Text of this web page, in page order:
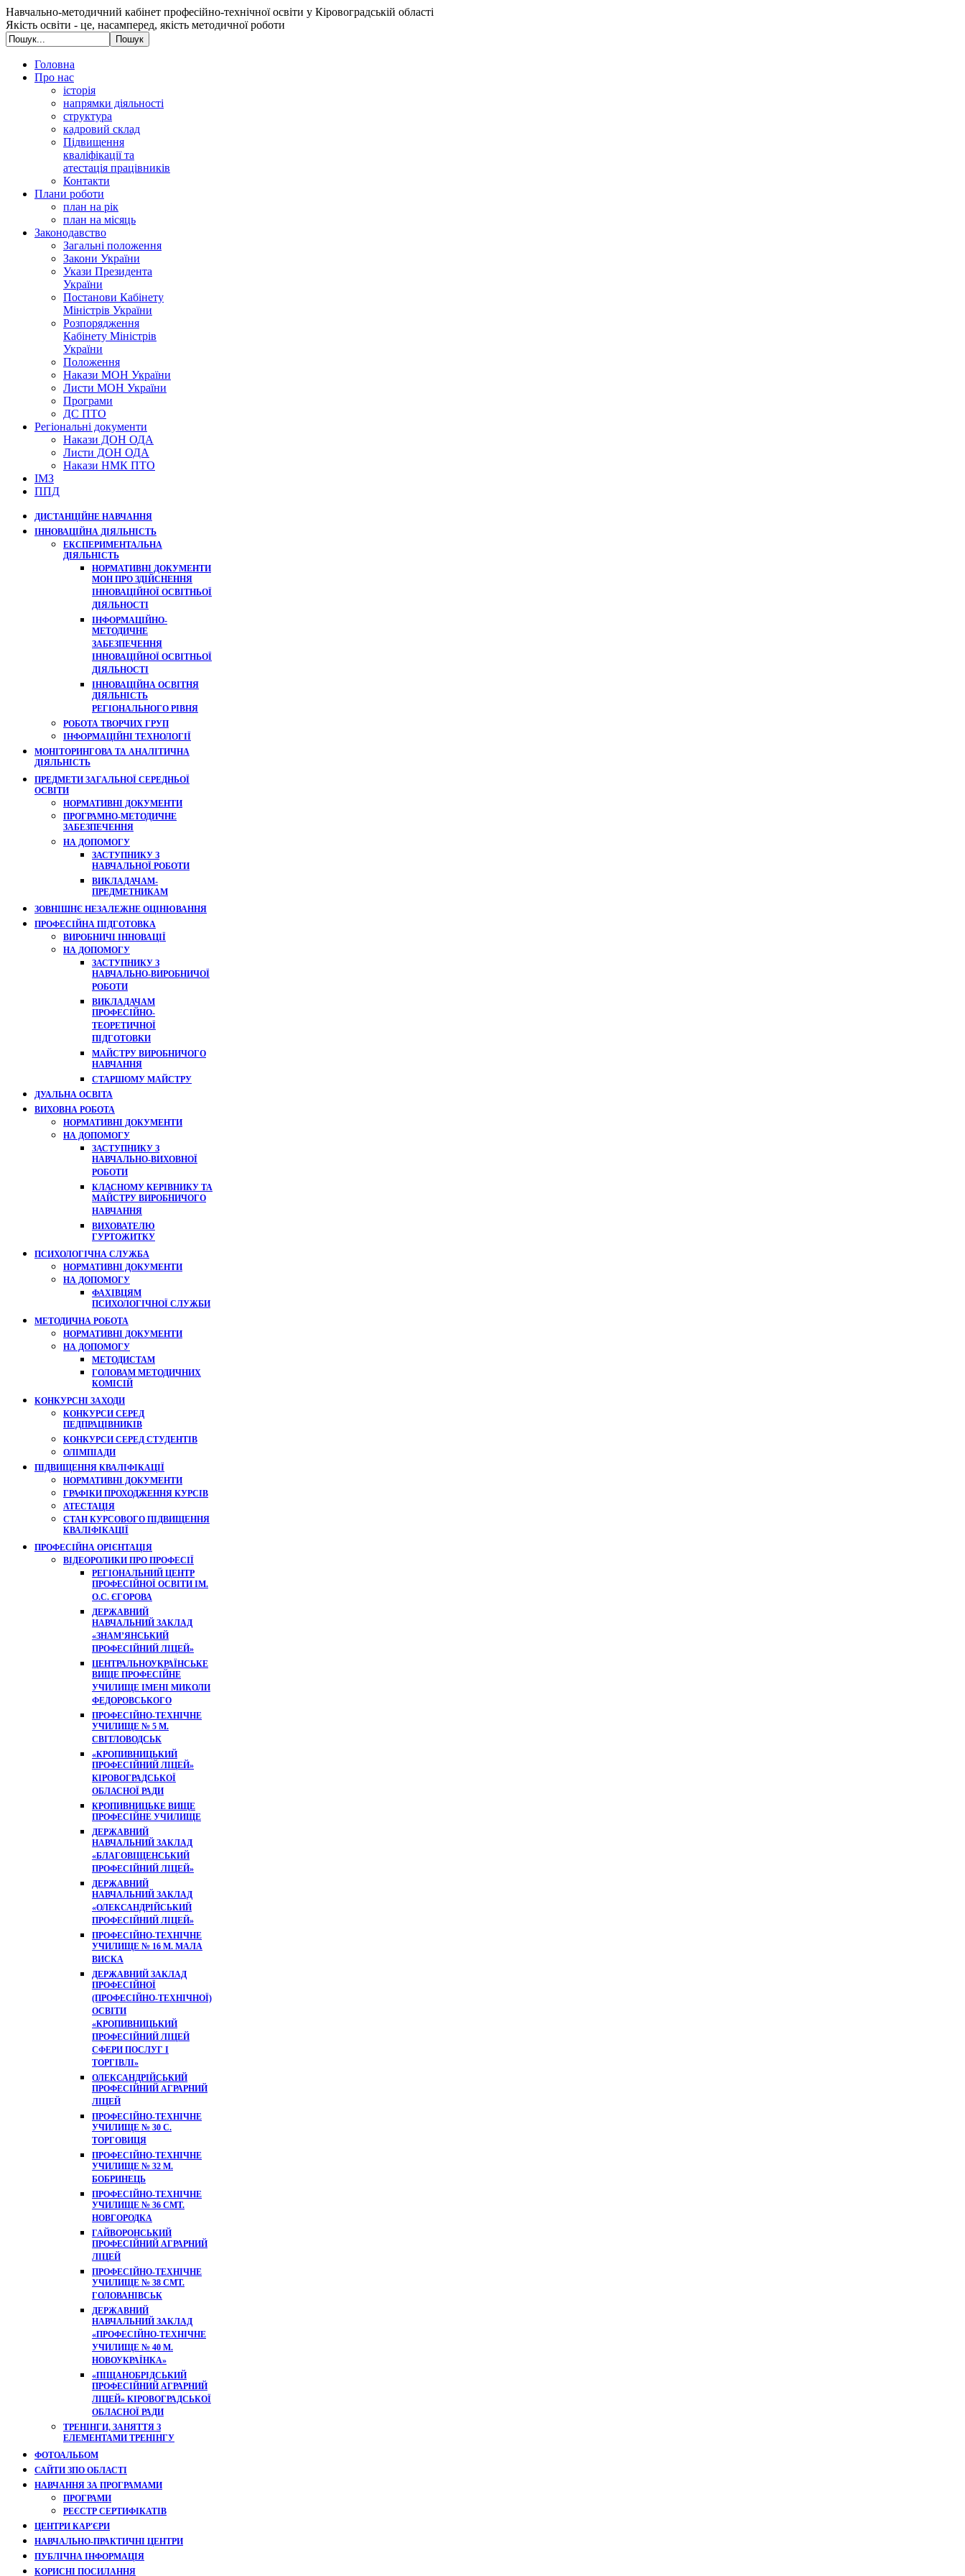
Навчально-методичний кабінет професійно-технічної освіти у Кіровоградській області
Якість освіти - це, насамперед, якість методичної роботи
Головна
Про нас
історія
напрямки діяльності
структура
кадровий склад
Підвищення
кваліфікації та
атестація працівників
Контакти
Плани роботи
план на рік
план на місяць
Законодавство
Загальні положення
Закони України
Укази Президента
України
Постанови Кабінету
Міністрів України
Розпорядження
Кабінету Міністрів
України
Положення
Накази МОН України
Листи МОН України
Програми
ДС ПТО
Регіональні документи
Накази ДОН ОДА
Листи ДОН ОДА
Накази НМК ПТО
ІМЗ
ППД
ДИСТАНЦІЙНЕ НАВЧАННЯ
ІННОВАЦІЙНА ДІЯЛЬНІСТЬ
ЕКСПЕРИМЕНТАЛЬНА
ДІЯЛЬНІСТЬ
НОРМАТИВНІ ДОКУМЕНТИ
МОН ПРО ЗДІЙСНЕННЯ
ІННОВАЦІЙНОЇ ОСВІТНЬОЇ
ДІЯЛЬНОСТІ
ІНФОРМАЦІЙНО-
МЕТОДИЧНЕ
ЗАБЕЗПЕЧЕННЯ
ІННОВАЦІЙНОЇ ОСВІТНЬОЇ
ДІЯЛЬНОСТІ
ІННОВАЦІЙНА ОСВІТНЯ
ДІЯЛЬНІСТЬ
РЕГІОНАЛЬНОГО РІВНЯ
РОБОТА ТВОРЧИХ ГРУП
ІНФОРМАЦІЙНІ ТЕХНОЛОГІЇ
МОНІТОРИНГОВА ТА АНАЛІТИЧНА
ДІЯЛЬНІСТЬ
ПРЕДМЕТИ ЗАГАЛЬНОЇ СЕРЕДНЬОЇ
ОСВІТИ
НОРМАТИВНІ ДОКУМЕНТИ
ПРОГРАМНО-МЕТОДИЧНЕ
ЗАБЕЗПЕЧЕННЯ
НА ДОПОМОГУ
ЗАСТУПНИКУ З
НАВЧАЛЬНОЇ РОБОТИ
ВИКЛАДАЧАМ-
ПРЕДМЕТНИКАМ
ЗОВНІШНЄ НЕЗАЛЕЖНЕ ОЦІНЮВАННЯ
ПРОФЕСІЙНА ПІДГОТОВКА
ВИРОБНИЧІ ІННОВАЦІЇ
НА ДОПОМОГУ
ЗАСТУПНИКУ З
НАВЧАЛЬНО-ВИРОБНИЧОЇ
РОБОТИ
ВИКЛАДАЧАМ
ПРОФЕСІЙНО-
ТЕОРЕТИЧНОЇ
ПІДГОТОВКИ
МАЙСТРУ ВИРОБНИЧОГО
НАВЧАННЯ
СТАРШОМУ МАЙСТРУ
ДУАЛЬНА ОСВІТА
ВИХОВНА РОБОТА
НОРМАТИВНІ ДОКУМЕНТИ
НА ДОПОМОГУ
ЗАСТУПНИКУ З
НАВЧАЛЬНО-ВИХОВНОЇ
РОБОТИ
КЛАСНОМУ КЕРІВНИКУ ТА
МАЙСТРУ ВИРОБНИЧОГО
НАВЧАННЯ
ВИХОВАТЕЛЮ
ГУРТОЖИТКУ
ПСИХОЛОГІЧНА СЛУЖБА
НОРМАТИВНІ ДОКУМЕНТИ
НА ДОПОМОГУ
ФАХІВЦЯМ
ПСИХОЛОГІЧНОЇ СЛУЖБИ
МЕТОДИЧНА РОБОТА
НОРМАТИВНІ ДОКУМЕНТИ
НА ДОПОМОГУ
МЕТОДИСТАМ
ГОЛОВАМ МЕТОДИЧНИХ
КОМІСІЙ
КОНКУРСНІ ЗАХОДИ
КОНКУРСИ СЕРЕД
ПЕДПРАЦІВНИКІВ
КОНКУРСИ СЕРЕД СТУДЕНТІВ
ОЛІМПІАДИ
ПІДВИЩЕННЯ КВАЛІФІКАЦІЇ
НОРМАТИВНІ ДОКУМЕНТИ
ГРАФІКИ ПРОХОДЖЕННЯ КУРСІВ
АТЕСТАЦІЯ
СТАН КУРСОВОГО ПІДВИЩЕННЯ
КВАЛІФІКАЦІЇ
ПРОФЕСІЙНА ОРІЄНТАЦІЯ
ВІДЕОРОЛИКИ ПРО ПРОФЕСІЇ
РЕГІОНАЛЬНИЙ ЦЕНТР
ПРОФЕСІЙНОЇ ОСВІТИ ІМ.
О.С. ЄГОРОВА
ДЕРЖАВНИЙ
НАВЧАЛЬНИЙ ЗАКЛАД
«ЗНАМ’ЯНСЬКИЙ
ПРОФЕСІЙНИЙ ЛІЦЕЙ»
ЦЕНТРАЛЬНОУКРАЇНСЬКЕ
ВИЩЕ ПРОФЕСІЙНЕ
УЧИЛИЩЕ ІМЕНІ МИКОЛИ
ФЕДОРОВСЬКОГО
ПРОФЕСІЙНО-ТЕХНІЧНЕ
УЧИЛИЩЕ № 5 М.
СВІТЛОВОДСЬК
«КРОПИВНИЦЬКИЙ
ПРОФЕСІЙНИЙ ЛІЦЕЙ»
КІРОВОГРАДСЬКОЇ
ОБЛАСНОЇ РАДИ
КРОПИВНИЦЬКЕ ВИЩЕ
ПРОФЕСІЙНЕ УЧИЛИЩЕ
ДЕРЖАВНИЙ
НАВЧАЛЬНИЙ ЗАКЛАД
«БЛАГОВІЩЕНСЬКИЙ
ПРОФЕСІЙНИЙ ЛІЦЕЙ»
ДЕРЖАВНИЙ
НАВЧАЛЬНИЙ ЗАКЛАД
«ОЛЕКСАНДРІЙСЬКИЙ
ПРОФЕСІЙНИЙ ЛІЦЕЙ»
ПРОФЕСІЙНО-ТЕХНІЧНЕ
УЧИЛИЩЕ № 16 М. МАЛА
ВИСКА
ДЕРЖАВНИЙ ЗАКЛАД
ПРОФЕСІЙНОЇ
(ПРОФЕСІЙНО-ТЕХНІЧНОЇ)
ОСВІТИ
«КРОПИВНИЦЬКИЙ
ПРОФЕСІЙНИЙ ЛІЦЕЙ
СФЕРИ ПОСЛУГ І
ТОРГІВЛІ»
ОЛЕКСАНДРІЙСЬКИЙ
ПРОФЕСІЙНИЙ АГРАРНИЙ
ЛІЦЕЙ
ПРОФЕСІЙНО-ТЕХНІЧНЕ
УЧИЛИЩЕ № 30 С.
ТОРГОВИЦЯ
ПРОФЕСІЙНО-ТЕХНІЧНЕ
УЧИЛИЩЕ № 32 М.
БОБРИНЕЦЬ
ПРОФЕСІЙНО-ТЕХНІЧНЕ
УЧИЛИЩЕ № 36 СМТ.
НОВГОРОДКА
ГАЙВОРОНСЬКИЙ
ПРОФЕСІЙНИЙ АГРАРНИЙ
ЛІЦЕЙ
ПРОФЕСІЙНО-ТЕХНІЧНЕ
УЧИЛИЩЕ № 38 СМТ.
ГОЛОВАНІВСЬК
ДЕРЖАВНИЙ
НАВЧАЛЬНИЙ ЗАКЛАД
«ПРОФЕСІЙНО-ТЕХНІЧНЕ
УЧИЛИЩЕ № 40 М.
НОВОУКРАЇНКА»
«ПІЩАНОБРІДСЬКИЙ
ПРОФЕСІЙНИЙ АГРАРНИЙ
ЛІЦЕЙ» КІРОВОГРАДСЬКОЇ
ОБЛАСНОЇ РАДИ
ТРЕНІНГИ, ЗАНЯТТЯ З
ЕЛЕМЕНТАМИ ТРЕНІНГУ
ФОТОАЛЬБОМ
САЙТИ ЗПО ОБЛАСТІ
НАВЧАННЯ ЗА ПРОГРАМАМИ
ПРОГРАМИ
РЕЄСТР СЕРТИФІКАТІВ
ЦЕНТРИ КАР'ЄРИ
НАВЧАЛЬНО-ПРАКТИЧНІ ЦЕНТРИ
ПУБЛІЧНА ІНФОРМАЦІЯ
КОРИСНІ ПОСИЛАННЯ